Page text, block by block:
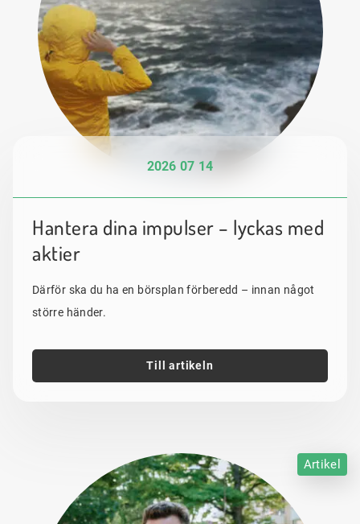
2026 07 14
Hantera dina impulser – lyckas med
aktier
Därför ska du ha en börsplan förberedd – innan något
större händer.
Till artikeln
Artikel